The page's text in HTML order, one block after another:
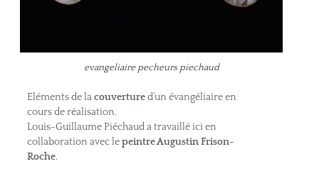
evangeliaire pecheurs piechaud
Eléments de lacouvertured’un évangéliaire en
cours de réalisation.
Louis-Guillaume Piéchaud a travaillé ici en
collaboration avec lepeintre Augustin Frison-
Roche.